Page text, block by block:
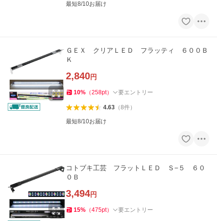
最短8/10お届け
ＧＥＸ クリアＬＥＤ フラッティ ６００Ｂ
Ｋ
2,840円
10% （258pt） 要エントリー
4.63（8件）
最短8/10お届け
コトブキ工芸 フラットＬＥＤ Ｓ−５ ６０
０Ｂ
3,494円
15% （475pt） 要エントリー